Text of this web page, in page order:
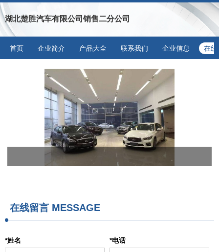
湖北楚胜汽车有限公司销售二分公司
首页 企业简介 产品大全 联系我们 企业信息 在线
在线留言 MESSAGE
*姓名 *电话